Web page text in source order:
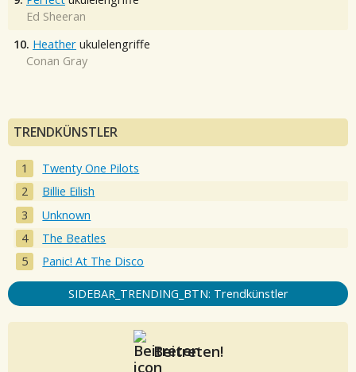
Ed Sheeran
10. Heather ukulelengriffe
Conan Gray
TRENDKÜNSTLER
Twenty One Pilots
Billie Eilish
Unknown
The Beatles
Panic! At The Disco
SIDEBAR_TRENDING_BTN: Trendkünstler
Beitreten!